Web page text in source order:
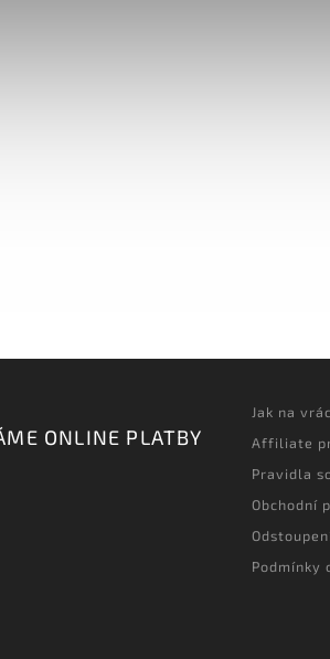
ONLINE PLATBY
Jak na
Affiliate
Pravidla
Obchodní
Podmínky